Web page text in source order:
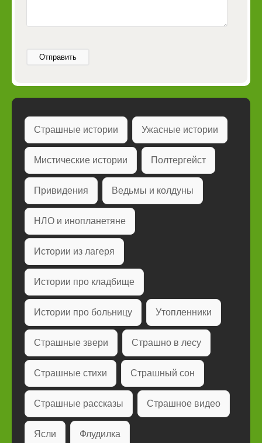
Отправить
Страшные истории Ужасные истории
Мистические истории Полтергейст
Привидения Ведьмы и колдуны
НЛО и инопланетяне
Истории из лагеря
Истории про кладбище
Истории про больницу Утопленники
Страшные звери Страшно в лесу
Страшные стихи Страшный сон
Страшные рассказы Страшное видео
Ясли Флудилка